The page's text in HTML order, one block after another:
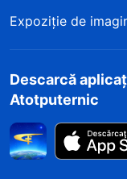
Expoziție de
Descarcă
Atotputernic